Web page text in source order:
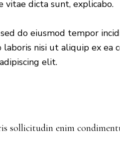
dicta sunt, explicabo.
do eiusmod tempor
nisi ut aliquip ex ea
elit.
sollicitudin enim